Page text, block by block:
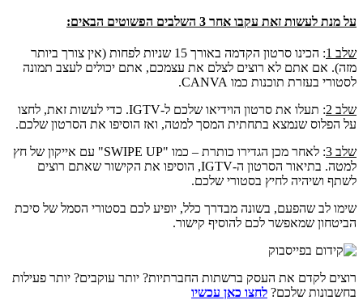
על מנת לעשות זאת עקבו אחר 3 השלבים הפשוטים הבאים:
שלב 1
: הכינו סרטון הקדמה באורך 15 שניות לפחות (אין צורך ביותר
מזה). אם אתם לא רוצים לצלם את עצמכם, אתם יכולים לעצב תמונה
לסטורי בעזרת תוכנות כמו CANVA.
שלב 2
: תעלו את סרטון הוידיאו שלכם ל-IGTV. כדי לעשות זאת, לחצו
על הפלוס שנמצא בתחתית המסך למטה, ואז הוסיפו את הסרטון שלכם.
שלב 3
: לאחר מכן הגדירו כותרת – כמו "SWIPE UP" עם אייקון של חץ
למטה. בתיאור הסרטון ה-IGTV, הוסיפו את הקישור שאתם רוצים
לשתף ושיהיה לחיץ בסטורי שלכם.
שימו לב שהפעם, בשונה מבדרך כלל, יופיע לכם בסטורי הסמל של סיכת
הביטחון שמאפשר לכם להוסיף קישור.
רוצים לקדם את העסק ברשתות החברתיות? יותר עוקבים? יותר פעילות
בחשבונות שלכם? לחצו כאן עכשיו